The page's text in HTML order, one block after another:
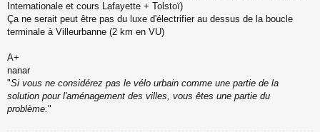
g
e
n
n
u
Internationale et cours Lafayette + Tolstoï)
Ça ne serait peut être pas du luxe d'électrifier au dessus de la boucle
terminale à Villeurbanne (2 km en VU)
A+
nanar
"Si vous ne considérez pas le vélo urbain comme une partie de la
solution pour l'aménagement des villes, vous êtes une partie du
problème."